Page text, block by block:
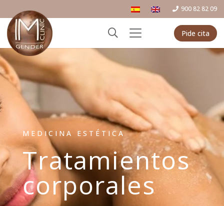
900 82 82 09
Pide cita
MEDICINA ESTÉTICA
Tratamientos
corporales